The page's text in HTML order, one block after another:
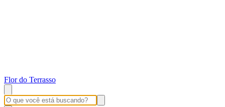
Flor do Terrasso